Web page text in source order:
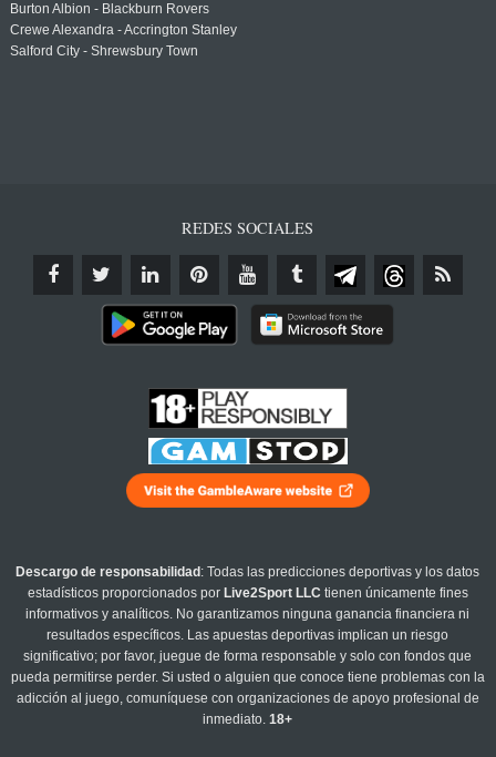
Burton Albion - Blackburn Rovers
Crewe Alexandra - Accrington Stanley
Salford City - Shrewsbury Town
REDES SOCIALES
Descargo de responsabilidad : Todas las predicciones deportivas y los datos
estadísticos proporcionados por Live2Sport LLC tienen únicamente fines
informativos y analíticos. No garantizamos ninguna ganancia financiera ni
resultados específicos. Las apuestas deportivas implican un riesgo
significativo; por favor, juegue de forma responsable y solo con fondos que
pueda permitirse perder. Si usted o alguien que conoce tiene problemas con la
adicción al juego, comuníquese con organizaciones de apoyo profesional de
inmediato.18+